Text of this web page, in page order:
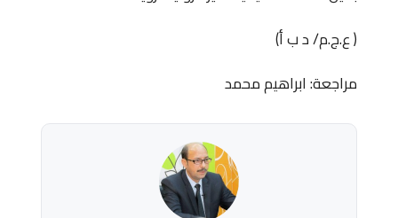
( ع.ج.م/ د ب أ)
مراجعة: ابراهيم محمد